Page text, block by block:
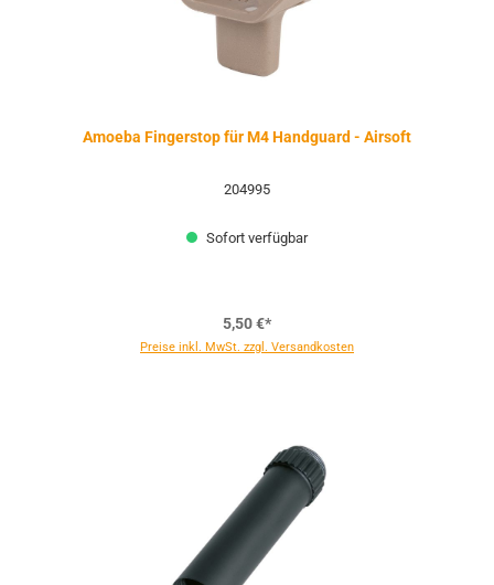
Amoeba Fingerstop für M4 Handguard - Airsoft
204995
Sofort verfügbar
5,50 €*
Preise inkl. MwSt. zzgl. Versandkosten